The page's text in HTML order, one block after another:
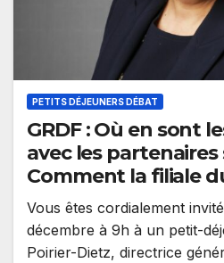
PETITS DÉJEUNERS DÉBAT
GRDF : Où en sont
avec les partenaires
Comment la filiale
aborde les
prochains mois ?
Dietz, directrice
Vous êtes cordialement
décembre à 9h à un petit-
Poirier-Dietz, directrice